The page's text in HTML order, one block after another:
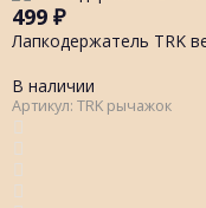
499 ₽
Лапкодержатель TRK
В наличии
Артикул: TRK рычажок